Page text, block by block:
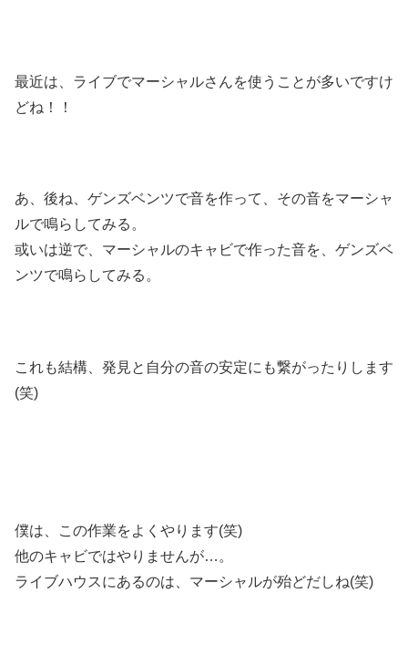
最近は、ライブでマーシャルさんを使うことが多いですけ
どね！！
あ、後ね、ゲンズベンツで音を作って、その音をマーシャ
ルで鳴らしてみる。
或いは逆で、マーシャルのキャビで作った音を、ゲンズベ
ンツで鳴らしてみる。
これも結構、発見と自分の音の安定にも繋がったりします
(笑)
僕は、この作業をよくやります(笑)
他のキャビではやりませんが…。
ライブハウスにあるのは、マーシャルが殆どだしね(笑)